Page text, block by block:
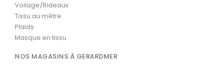
Voilage/Rideaux
Tissu au mètre
Plaids
Masque en tissu
NOS MAGASINS À GERARDMER